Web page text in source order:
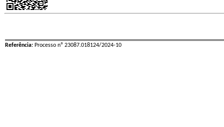
Referência: Processo nº 23087.018124/2024-10